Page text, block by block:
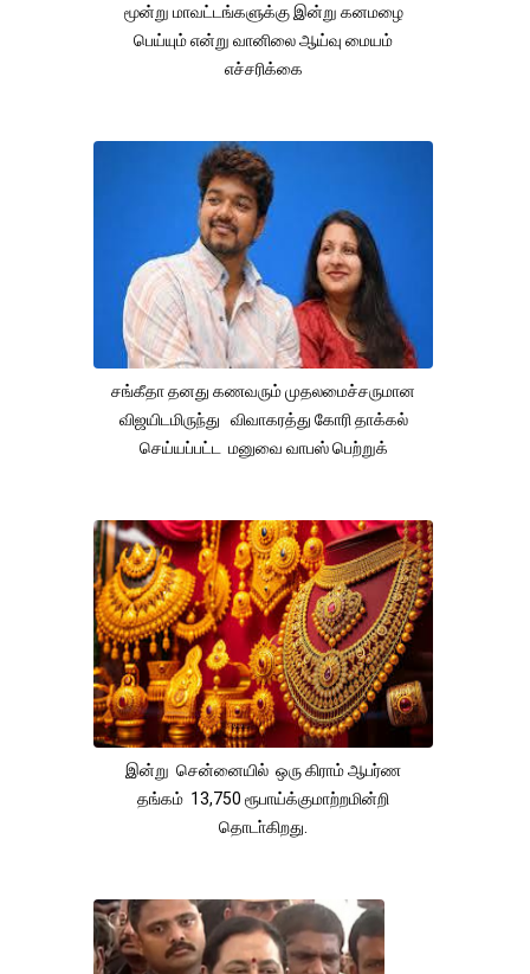
மூன்று மாவட்டங்களுக்கு இன்று கனமழை
பெய்யும் என்று வானிலை ஆய்வு மையம்
எச்சரிக்கை
சங்கீதா தனது கணவரும் முதலமைச்சருமான
விஜயிடமிருந்து விவாகரத்து கோரி தாக்கல்
செய்யப்பட்ட மனுவை வாபஸ் பெற்றுக்
இன்று சென்னையில் ஒரு கிராம் ஆபர்ண
தங்கம் 13,750 ரூபாய்க்குமாற்றமின்றி
தொடா்கிறது.